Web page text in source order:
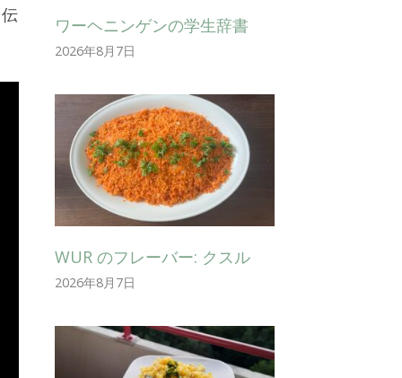
ワーヘニンゲンの学生辞書
2026年8月7日
WUR のフレーバー: クスル
2026年8月7日